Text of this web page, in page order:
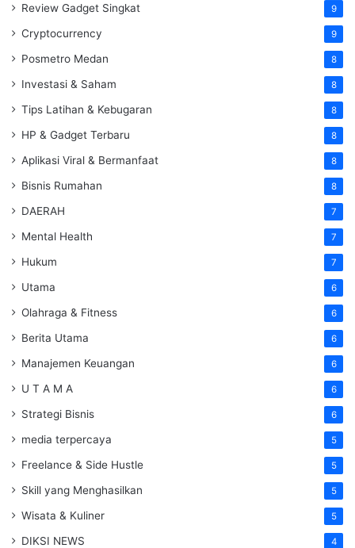
Review Gadget Singkat 9
Cryptocurrency 9
Posmetro Medan 8
Investasi & Saham 8
Tips Latihan & Kebugaran 8
HP & Gadget Terbaru 8
Aplikasi Viral & Bermanfaat 8
Bisnis Rumahan 8
DAERAH 7
Mental Health 7
Hukum 7
Utama 6
Olahraga & Fitness 6
Berita Utama 6
Manajemen Keuangan 6
U T A M A 6
Strategi Bisnis 6
media terpercaya 5
Freelance & Side Hustle 5
Skill yang Menghasilkan 5
Wisata & Kuliner 5
DIKSI NEWS 4